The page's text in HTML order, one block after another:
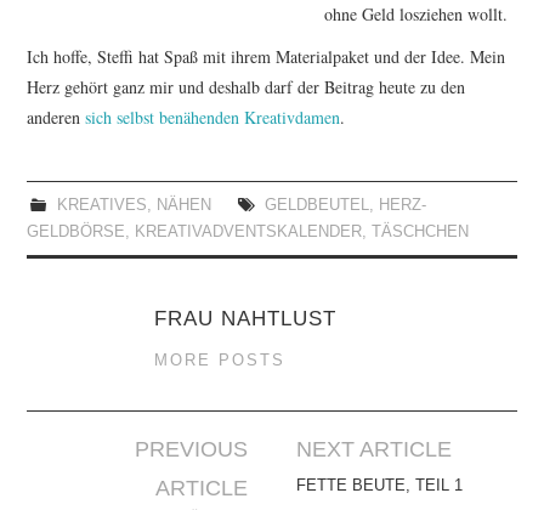
ohne Geld losziehen wollt.
Ich hoffe, Steffi hat Spaß mit ihrem Materialpaket und der Idee. Mein
Herz gehört ganz mir und deshalb darf der Beitrag heute zu den
anderensich selbst benähenden Kreativdamen.
KREATIVES NÄHEN GELDBEUTEL
HERZ-
GELDBÖRSE
KREATIVADVENTSKALENDER ,TÄSCHCHEN
FRAU NAHTLUST
MORE POSTS
Navigation
PREVIOUS
ARTICLE
NEXT ARTICLE
FETTE BEUTE, TEIL 1